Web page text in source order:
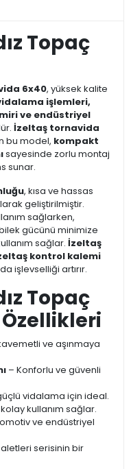
Topaç
6x40, yüksek kalite
işlemleri,
ve endüstriyel
İzeltaş tornavida
bu model, kompakt
sayesinde zorlu montaj
sunar.
, kısa ve hassas
geliştirilmiştir.
sağlarken,
gücünü minimize
sağlar. İzeltaş
kontrol kalemi
işlevselliği artırır.
Topaç
ve aşınmaya
– Konforlu ve güvenli
vidalama için ideal.
kullanım sağlar.
ve endüstriyel
serisinin bir